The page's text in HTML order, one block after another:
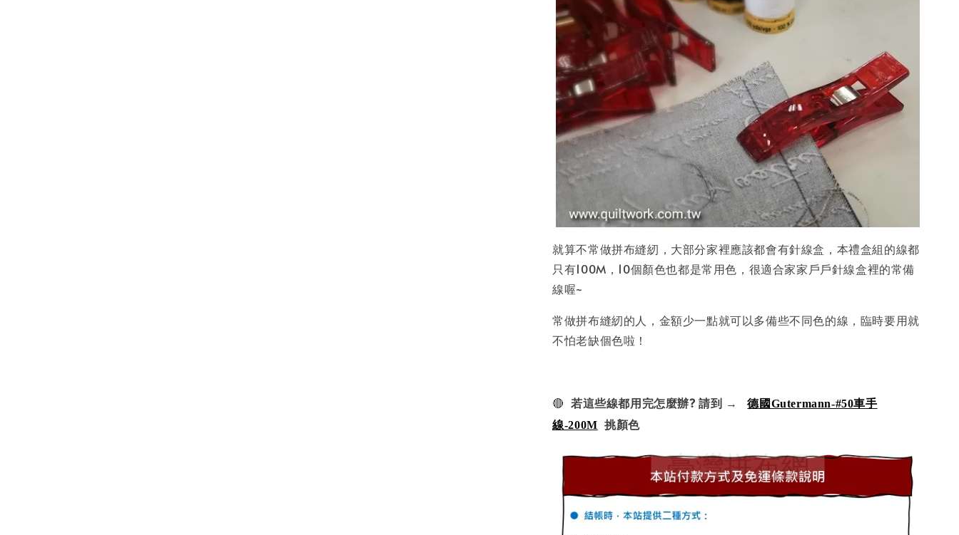
就算不常做拼布縫紉，大部分家裡應該都會有針線盒，本禮盒組的線都
只有100M，10個顏色也都是常用色，很適合家家戶戶針線盒裡的常備
線喔~
常做拼布縫紉的人，金額少一點就可以多備些不同色的線，臨時要用就
不怕老缺個色啦！
🔴 若這些線都用完怎麼辦? 請到 →德國Gutermann-#50車手
線-200M 挑顏色